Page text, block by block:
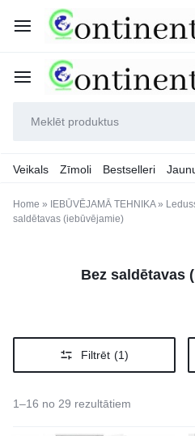
Veikals Zīmoli Bestselleri
Home » IEBŪVĒJAMĀ TEHNIKA»
saldētavas (iebūvējamie)
Bez saldētavas
Filtrēt (1)
1–16 no 29 rezultātiem